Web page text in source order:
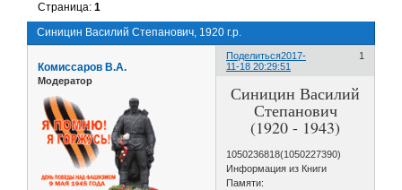
Синицин Василий Степанович, 1920 г.р.
Страница:1
Поделиться 1
2017-
11-18 20:29:51
Комиссаров В.А.
Модератор
Синицин Василий
Степанович
(1920 - 1943)
1050236818(1050227390)
Информация из Книги
Памяти: